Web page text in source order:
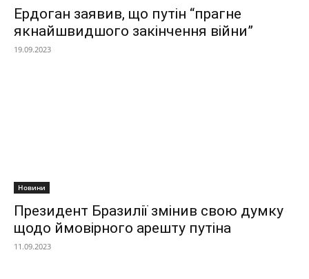
Ердоган заявив, що путін “прагне
якнайшвидшого закінчення війни”
19.09.2023
Новини
Президент Бразилії змінив свою думку
щодо ймовірного арешту путіна
11.09.2023